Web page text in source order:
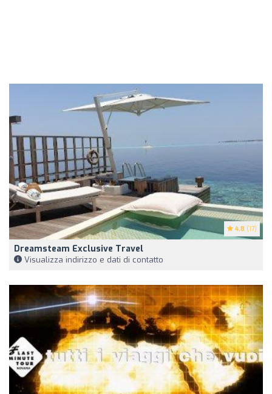
4.8 (17)
Dreamsteam Exclusive Travel
Visualizza indirizzo e dati di contatto